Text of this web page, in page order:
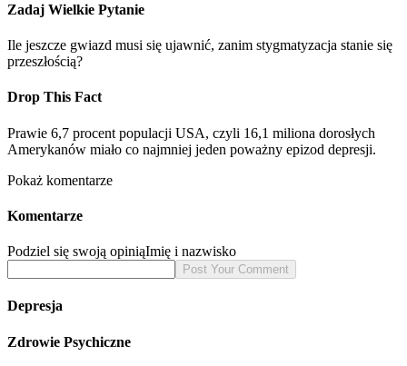
Zadaj Wielkie Pytanie
Ile jeszcze gwiazd musi się ujawnić, zanim stygmatyzacja stanie się
przeszłością?
Drop This Fact
Prawie 6,7 procent populacji USA, czyli 16,1 miliona dorosłych
Amerykanów miało co najmniej jeden poważny epizod depresji.
Pokaż komentarze
Komentarze
Podziel się swoją opiniąImię i nazwisko
Depresja
Zdrowie Psychiczne